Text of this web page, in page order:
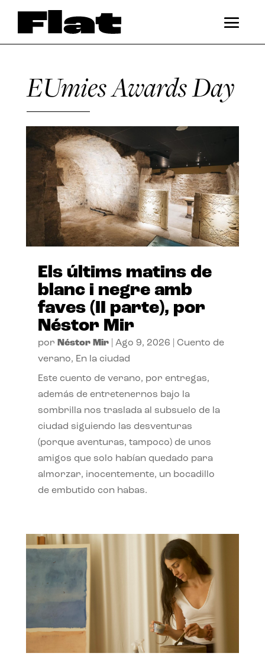
EUmies Awards Day
Els últims matins de
blanc i negre amb
faves (II parte), por
Néstor Mir
por Néstor Mir| Ago 9, 2026
Cuento de
verano, En la ciudad
Este cuento de verano, por entregas,
además de entretenernos bajo la
sombrilla nos traslada al subsuelo de la
ciudad siguiendo las desventuras
(porque aventuras, tampoco) de unos
amigos que solo habían quedado para
almorzar, inocentemente, un bocadillo
de embutido con habas.